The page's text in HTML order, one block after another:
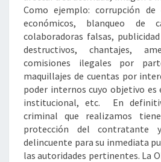
Como ejemplo: corrupción de
económicos, blanqueo de
colaboradoras falsas,
destructivos, chantajes,
comisiones ilegales por
maquillajes de cuentas por
poder internos cuyo objetivo
institucional, etc. En
criminal que realizamos
protección del contratante
delincuente para su inmediata
las autoridades pertinentes. La